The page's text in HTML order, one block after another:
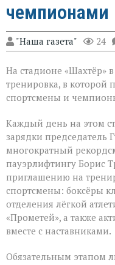
чемпионами
"Наша газета" 24
На стадионе «Шахтёр»
тренировка, в которой
спортсмены и
Каждый день на этом
зарядки председатель
многократный
пауэрлифтингу Борис
приглашению на
спортсмены: боксёры
отделения лёгкой
«Прометей», а также
вместе с наставниками.
Обязательным этапом